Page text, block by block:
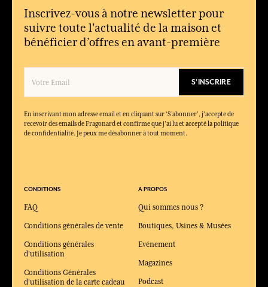
Inscrivez-vous à notre newsletter pour
suivre toute l'actualité de la maison et
bénéficier d’offres en avant-première
S'INSCRIRE
En inscrivant mon adresse email et en cliquant sur ‘S’abonner’, j'accepte de
recevoir des emails de Fragonard et confirme que j'ai lu et accepté la politique
de confidentialité. Je peux me désabonner à tout moment.
CONDITIONS
FAQ
Conditions générales de vente
Conditions générales
d'utilisation
Conditions Générales
d'utilisation de la carte cadeau
A PROPOS
Qui sommes nous ?
Boutiques, Usines & Musées
Evénement
Magazines
Podcast